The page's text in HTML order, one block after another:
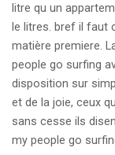
litre qu un
le litres. bref il faut
matière premiere.
people go surfing
disposition sur
et de la joie, ceux
sans cesse ils
my people go